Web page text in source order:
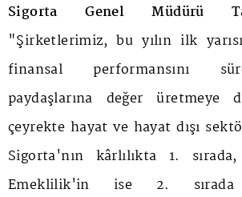
Sigorta Genel Müdürü
"Şirketlerimiz, bu yılın ilk
finansal performansını
paydaşlarına değer
çeyrekte hayat ve hayat dışı
Sigorta'nın kârlılıkta 1.
Emeklilik'in ise 2.